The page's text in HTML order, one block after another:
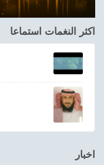
اكثر النغمات استماعا
اخبار